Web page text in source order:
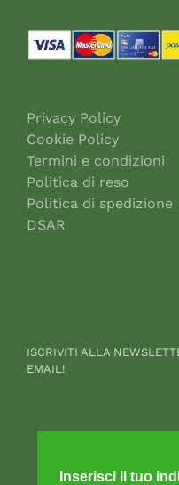
Privacy Policy
Cookie Policy
Termini e condizioni
Politica di reso
Politica di spedizione
DSAR
ISCRIVITI ALLA
EMAIL!
Inserisci il tuo